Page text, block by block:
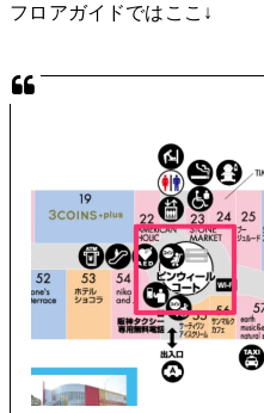
フロアガイドではここ↓